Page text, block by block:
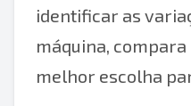
identificar as
máquina, compara
melhor escolha